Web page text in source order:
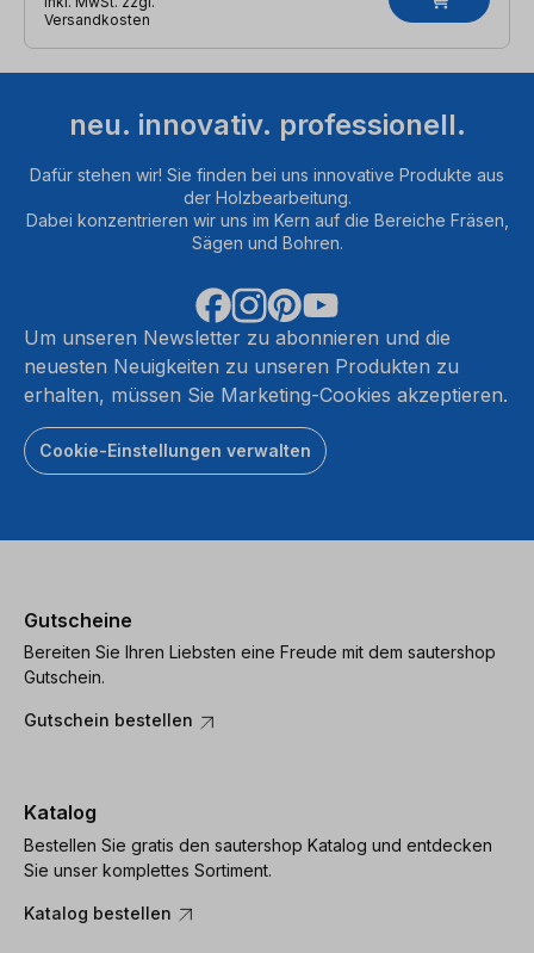
Versandkosten
neu. innovativ. professionell.
Dafür stehen wir! Sie finden bei uns innovative Produkte aus
der Holzbearbeitung.
Dabei konzentrieren wir uns im Kern auf die Bereiche Fräsen,
Sägen und Bohren.
Um unseren Newsletter zu abonnieren und die
neuesten Neuigkeiten zu unseren Produkten zu
erhalten, müssen Sie Marketing-Cookies akzeptieren.
Cookie-Einstellungen verwalten
Gutscheine
Bereiten Sie Ihren Liebsten eine Freude mit dem sautershop
Gutschein.
Gutschein bestellen
Katalog
Bestellen Sie gratis den sautershop Katalog und entdecken
Sie unser komplettes Sortiment.
Katalog bestellen